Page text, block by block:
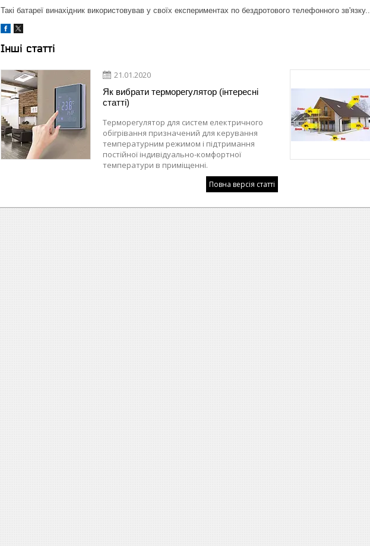
Такі батареї винахідник використовував у своїх експериментах по бездротового телефонного зв'язку..
Інші статті
21.01.2020
Як вибрати терморегулятор (інтересні
статті)
Терморегулятор для систем електричного
обігрівання призначений для керування
температурним режимом і підтримання
постійної індивідуально-комфортної
температури в приміщенні.
Повна версія статті